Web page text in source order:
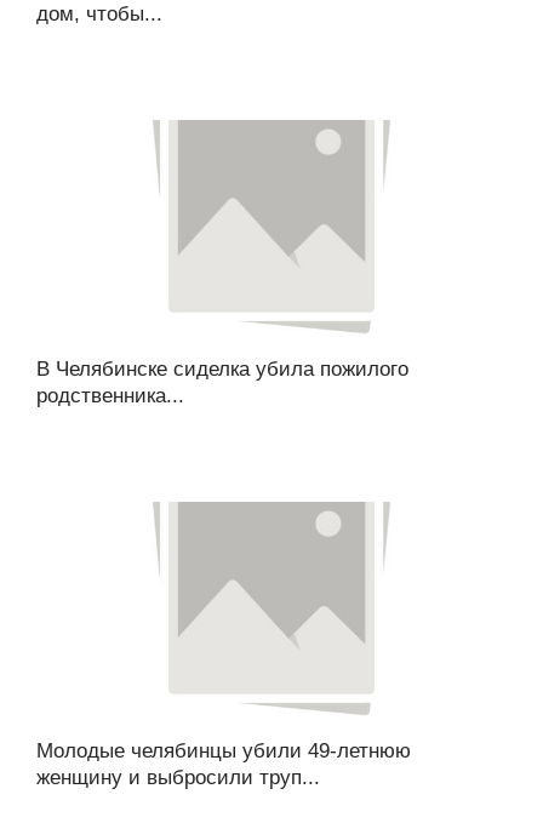
дом, чтобы...
В Челябинске сиделка убила пожилого
родственника...
Молодые челябинцы убили 49-летнюю
женщину и выбросили труп...